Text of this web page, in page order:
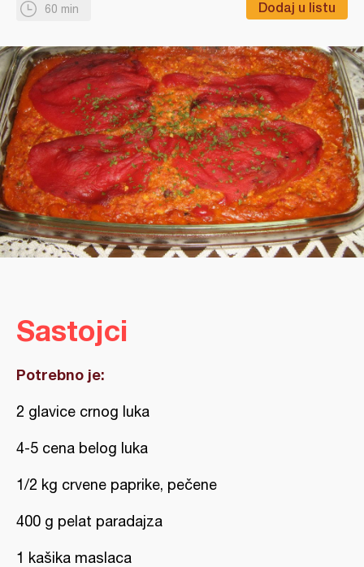
60 min Dodaj u listu
Sastojci
Potrebno je:
2 glavice crnog luka
4-5 cena belog luka
1/2 kg crvene paprike, pečene
400 g pelat paradajza
1 kašika maslaca